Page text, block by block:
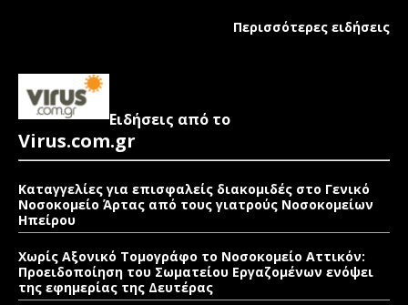
Περισσότερες ειδήσεις
Ειδήσεις από το
Virus.com.gr
Καταγγελίες για επισφαλείς διακομιδές στο Γενικό
Νοσοκομείο Άρτας από τους γιατρούς Νοσοκομείων
Ηπείρου
Χωρίς Αξονικό Τομογράφο το Νοσοκομείο Αττικόν:
Προειδοποίηση του Σωματείου Εργαζομένων ενόψει
της εφημερίας της Δευτέρας